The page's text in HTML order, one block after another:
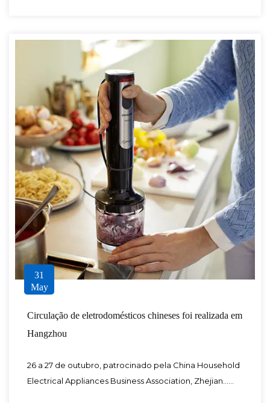
31
May
Circulação de eletrodomésticos chineses foi realizada em
Hangzhou
26 a 27 de outubro, patrocinado pela China Household
Electrical Appliances Business Association, Zhejian......